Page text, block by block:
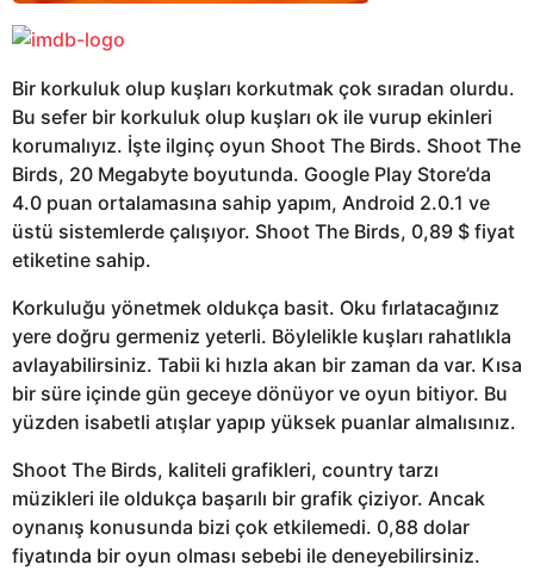
Bir korkuluk olup kuşları korkutmak çok sıradan olurdu.
Bu sefer bir korkuluk olup kuşları ok ile vurup ekinleri
korumalıyız. İşte ilginç oyun Shoot The Birds. Shoot The
Birds, 20 Megabyte boyutunda. Google Play Store’da
4.0 puan ortalamasına sahip yapım, Android 2.0.1 ve
üstü sistemlerde çalışıyor. Shoot The Birds, 0,89 $ fiyat
etiketine sahip.
Korkuluğu yönetmek oldukça basit. Oku fırlatacağınız
yere doğru germeniz yeterli. Böylelikle kuşları rahatlıkla
avlayabilirsiniz. Tabii ki hızla akan bir zaman da var. Kısa
bir süre içinde gün geceye dönüyor ve oyun bitiyor. Bu
yüzden isabetli atışlar yapıp yüksek puanlar almalısınız.
Shoot The Birds, kaliteli grafikleri, country tarzı
müzikleri ile oldukça başarılı bir grafik çiziyor. Ancak
oynanış konusunda bizi çok etkilemedi. 0,88 dolar
fiyatında bir oyun olması sebebi ile deneyebilirsiniz.